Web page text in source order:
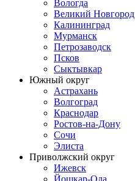
Вологда
Великий Новгород
Калининград
Мурманск
Петрозаводск
Псков
Сыктывкар
Южный округ
Астрахань
Волгоград
Краснодар
Ростов-на-Дону
Сочи
Элиста
Приволжский округ
Ижевск
Йошкар-Ола